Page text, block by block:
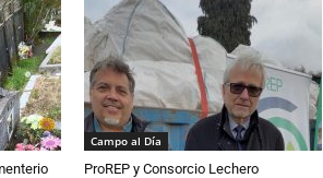
Campo al Día
ProREP y Consorcio Lechero